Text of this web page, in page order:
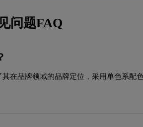
问题FAQ
在品牌领域的品牌定位，采用单色系